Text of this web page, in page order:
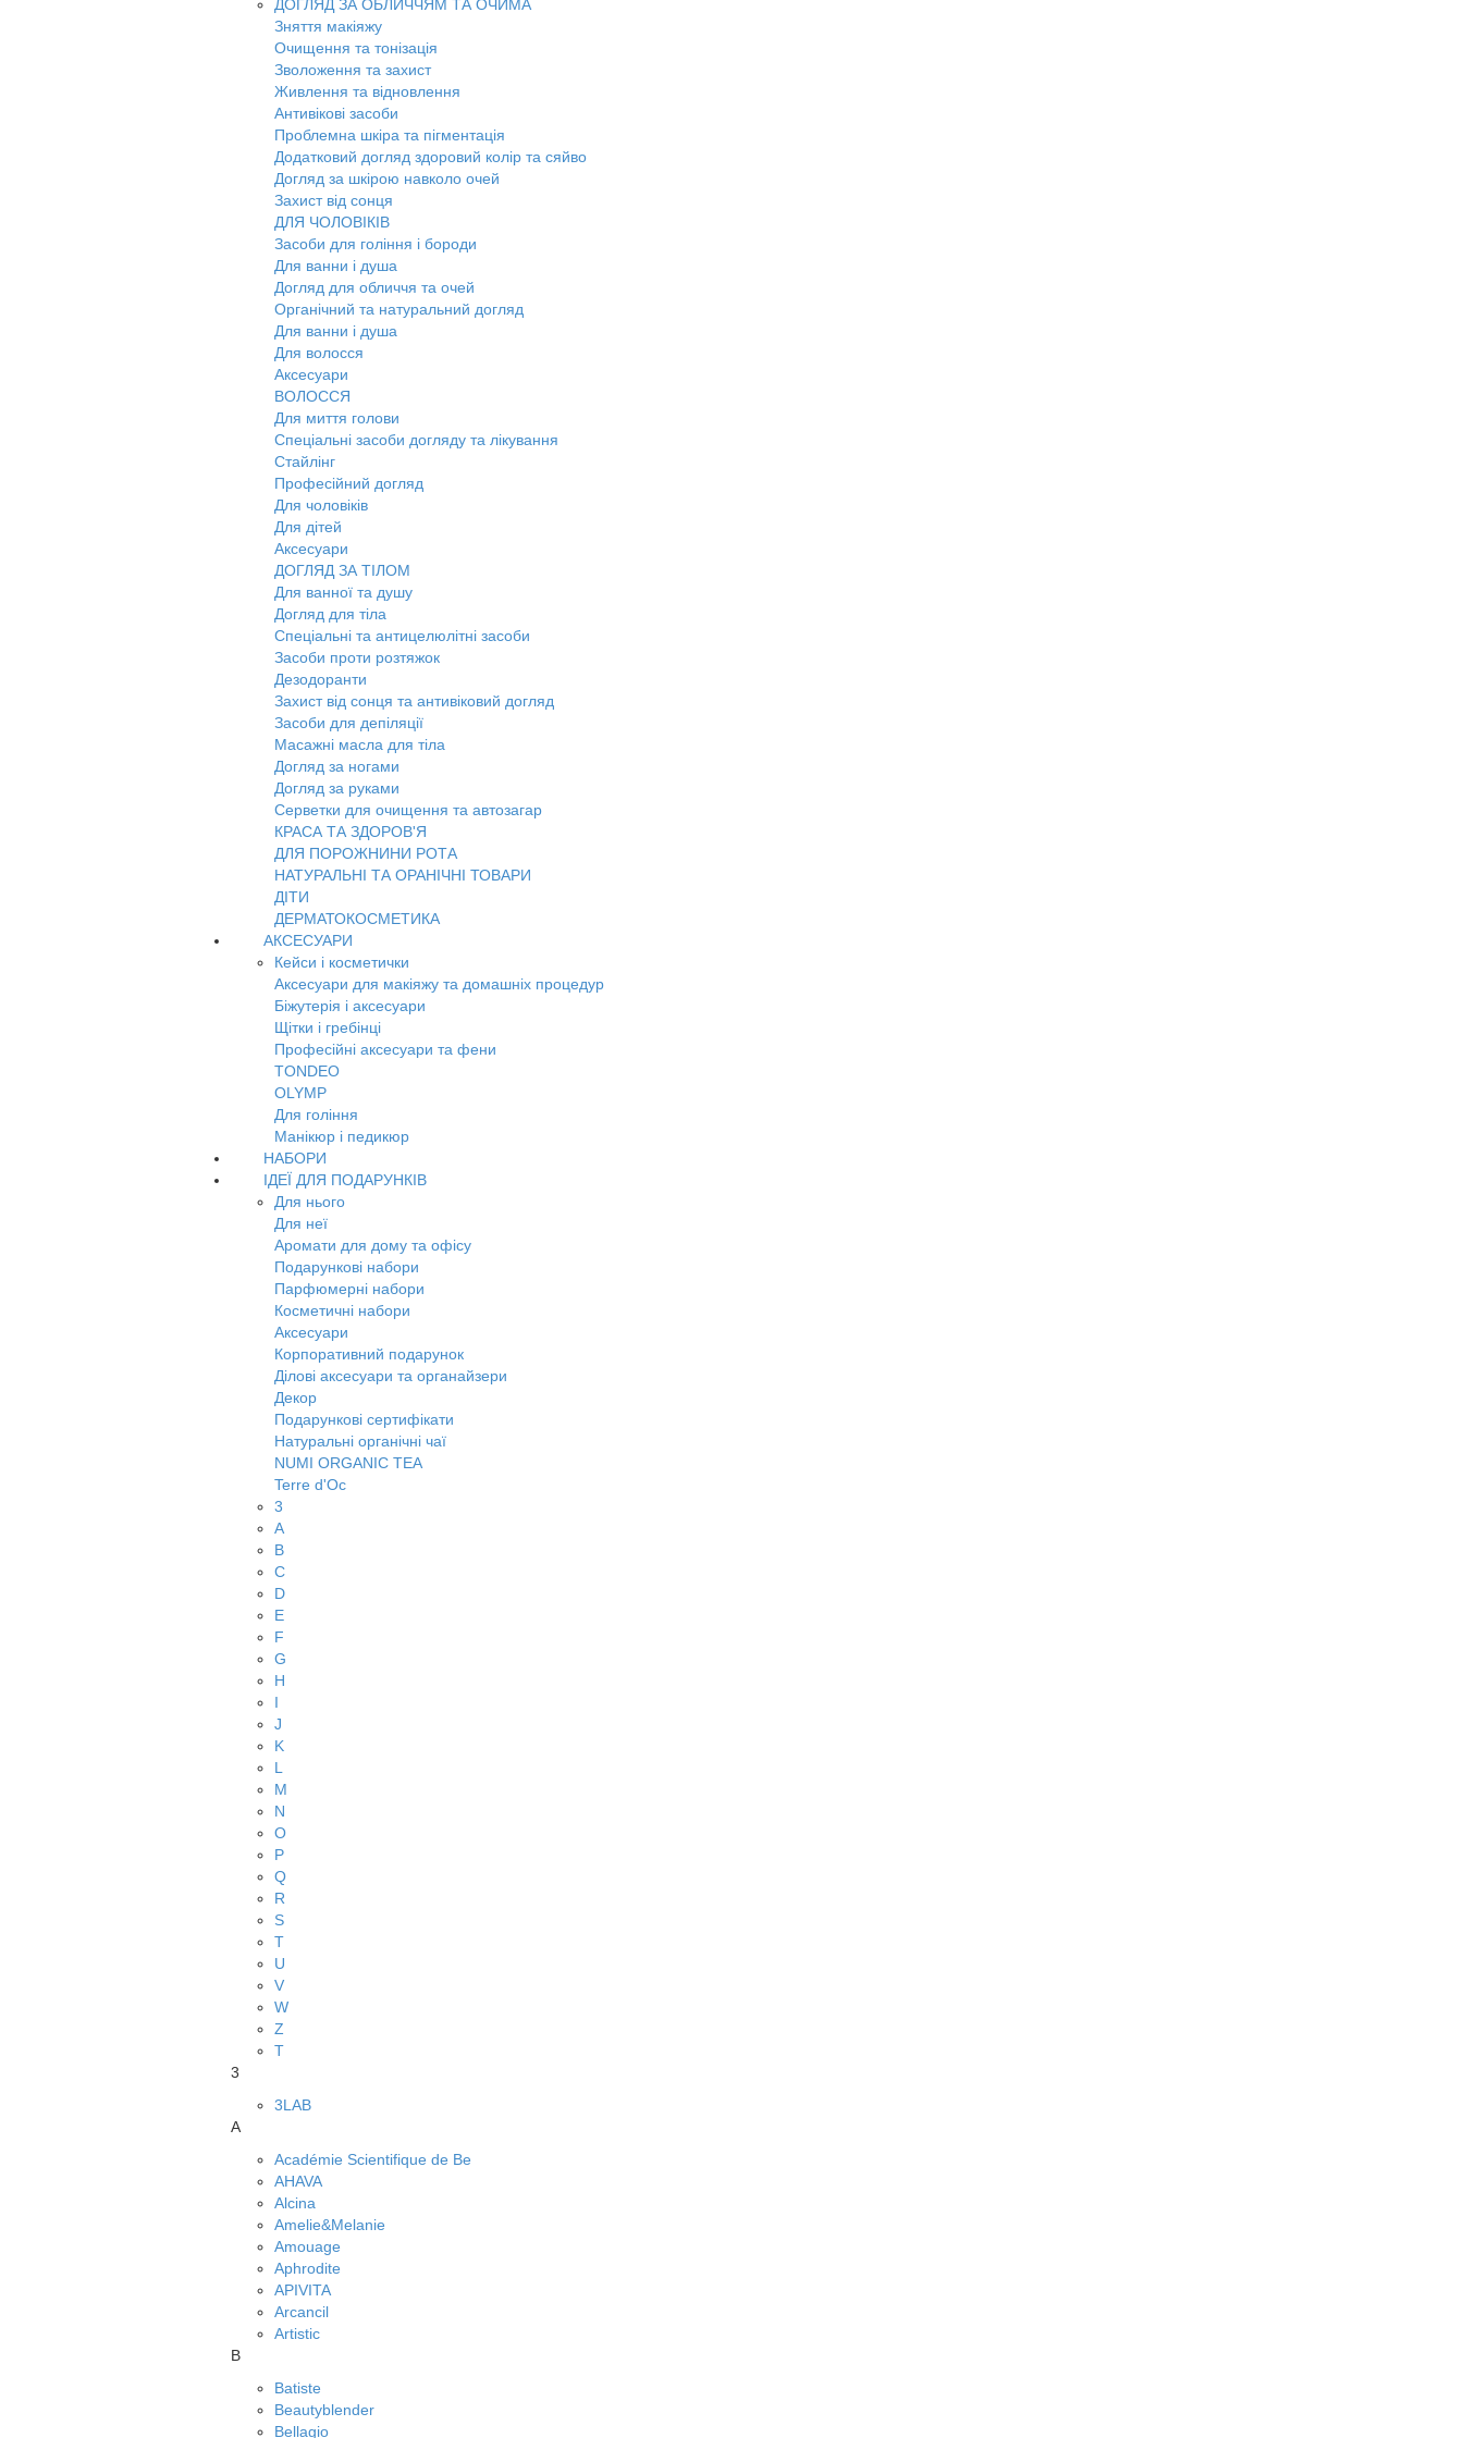
ДОГЛЯД ЗА ОБЛИЧЧЯМ ТА ОЧИМА
Зняття макіяжу
Очищення та тонізація
Зволоження та захист
Живлення та відновлення
Антивікові засоби
Проблемна шкіра та пігментація
Додатковий догляд здоровий колір та сяйво
Догляд за шкірою навколо очей
Захист від сонця
ДЛЯ ЧОЛОВІКІВ
Засоби для гоління і бороди
Для ванни і душа
Догляд для обличчя та очей
Органічний та натуральний догляд
Для ванни і душа
Для волосся
Аксесуари
ВОЛОССЯ
Для миття голови
Спеціальні засоби догляду та лікування
Стайлінг
Професійний догляд
Для чоловіків
Для дітей
Аксесуари
ДОГЛЯД ЗА ТІЛОМ
Для ванної та душу
Догляд для тіла
Спеціальні та антицелюлітні засоби
Засоби проти розтяжок
Дезодоранти
Захист від сонця та антивіковий догляд
Засоби для депіляції
Масажні масла для тіла
Догляд за ногами
Догляд за руками
Серветки для очищення та автозагар
КРАСА ТА ЗДОРОВ'Я
ДЛЯ ПОРОЖНИНИ РОТА
НАТУРАЛЬНІ ТА ОРАНІЧНІ ТОВАРИ
ДІТИ
ДЕРМАТОКОСМЕТИКА
АКСЕСУАРИ
Кейси і косметички
Аксесуари для макіяжу та домашніх процедур
Біжутерія і аксесуари
Щітки і гребінці
Професійні аксесуари та фени
TONDEO
OLYMP
Для гоління
Манікюр і педикюр
НАБОРИ
ІДЕЇ ДЛЯ ПОДАРУНКІВ
Для нього
Для неї
Аромати для дому та офісу
Подарункові набори
Парфюмерні набори
Косметичні набори
Аксесуари
Корпоративний подарунок
Ділові аксесуари та органайзери
Декор
Подарункові сертифікати
Натуральні органічні чаї
NUMI ORGANIC TEA
Terre d'Oc
3
A
B
C
D
E
F
G
H
I
J
K
L
M
N
O
P
Q
R
S
T
U
V
W
Z
Т
3
3LAB
A
Académie Scientifique de Be
AHAVA
Alcina
Amelie&Melanie
Amouage
Aphrodite
APIVITA
Arcancil
Artistic
B
Batiste
Beautyblender
Bellagio